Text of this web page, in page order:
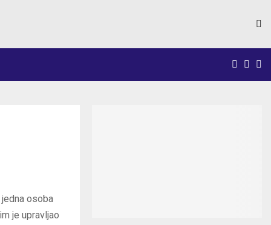
osoba
je upravljao